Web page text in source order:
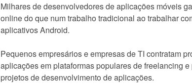
Milhares de desenvolvedores de aplicações móveis
online do que num trabalho tradicional ao trabalhar
aplicativos Android.
Pequenos empresários e empresas de TI contratam
aplicações em plataformas populares de freelancing
projetos de desenvolvimento de aplicações.